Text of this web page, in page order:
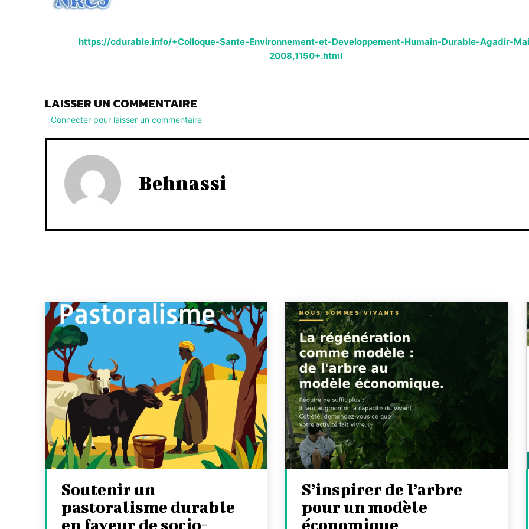
https://cdurable.info/+Colloque-Sante-Environnement-et-Developpement-Humain-Durable-Agadir-
2008,1150+.html
LAISSER UN COMMENTAIRE
Connecter pour laisser un commentaire
Behnassi
Soutenir un
pastoralisme durable
en faveur de socio-
S’inspirer de l’arbre
pour un modèle
économique